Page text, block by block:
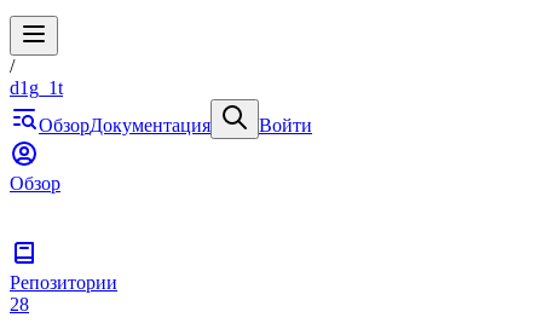
/
d1g_1t
ОбзорДокументация Войти
Обзор
Репозитории
28